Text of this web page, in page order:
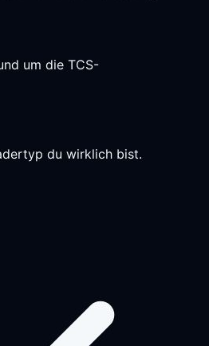
um die TCS-
du wirklich bist.